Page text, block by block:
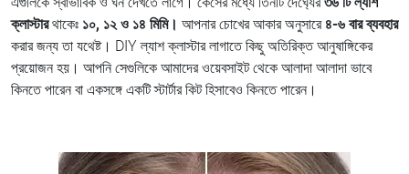
ক্লাস্টারথাকেঃ ১০, ১২ ও ১৪ মিমি। আপনার চোখের আকার অনুসারে ৪-৬ বার ব্যবহার
করার জন্য তা যথেষ্ট। DIY ল্যাশ ক্লাস্টার লাগাতে কিছু অতিরিক্ত আনুষাঙ্গিকের
প্রয়োজন হয়। আপনি সেগুলিকে আমাদের ওয়েবসাইট থেকে আলাদা আলাদা ভাবে
কিনতে পারেন বা একসঙ্গে একটি স্টার্টার কিট হিসাবেও কিনতে পারেন।